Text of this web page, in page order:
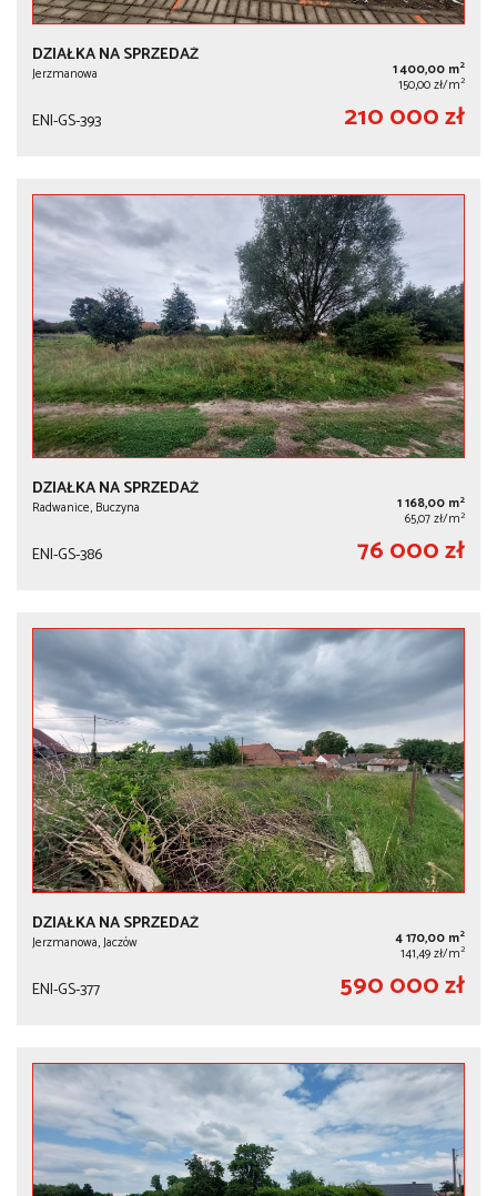
DZIAŁKA NA SPRZEDAŻ
Jerzmanowa 1 400,00 m2
150,00 zł/m2
ENI-GS-393 210 000 zł
DZIAŁKA NA SPRZEDAŻ
Radwanice, Buczyna 1 168,00 m2
65,07 zł/m2
ENI-GS-386 76 000 zł
DZIAŁKA NA SPRZEDAŻ
Jerzmanowa, Jaczów 4 170,00 m2
141,49 zł/m2
ENI-GS-377 590 000 zł